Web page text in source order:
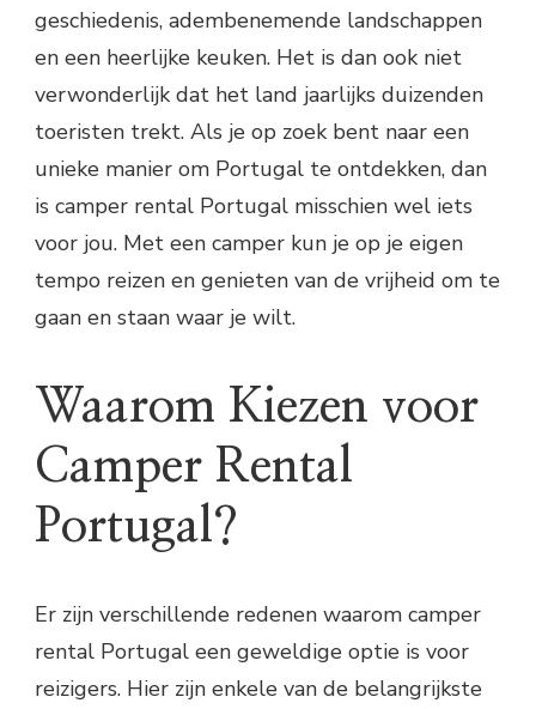
geschiedenis, adembenemende landschappen
en een heerlijke keuken. Het is dan ook niet
verwonderlijk dat het land jaarlijks duizenden
toeristen trekt. Als je op zoek bent naar een
unieke manier om Portugal te ontdekken, dan
is camper rental Portugal misschien wel iets
voor jou. Met een camper kun je op je eigen
tempo reizen en genieten van de vrijheid om te
gaan en staan waar je wilt.
Waarom Kiezen voor
Camper Rental
Portugal?
Er zijn verschillende redenen waarom camper
rental Portugal een geweldige optie is voor
reizigers. Hier zijn enkele van de belangrijkste